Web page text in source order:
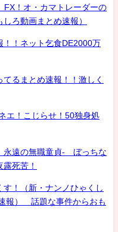
！オ・カマトレーダーの
ろ動画まとめ速報）
！！ネット乞食DE2000万
るまとめ速報！！激しく
エ！こじらせ！50独身処
遠の無職童貞- ぼっちな
死苦！
！（新・ナンノひゃくし
報） 話題な事件からおも